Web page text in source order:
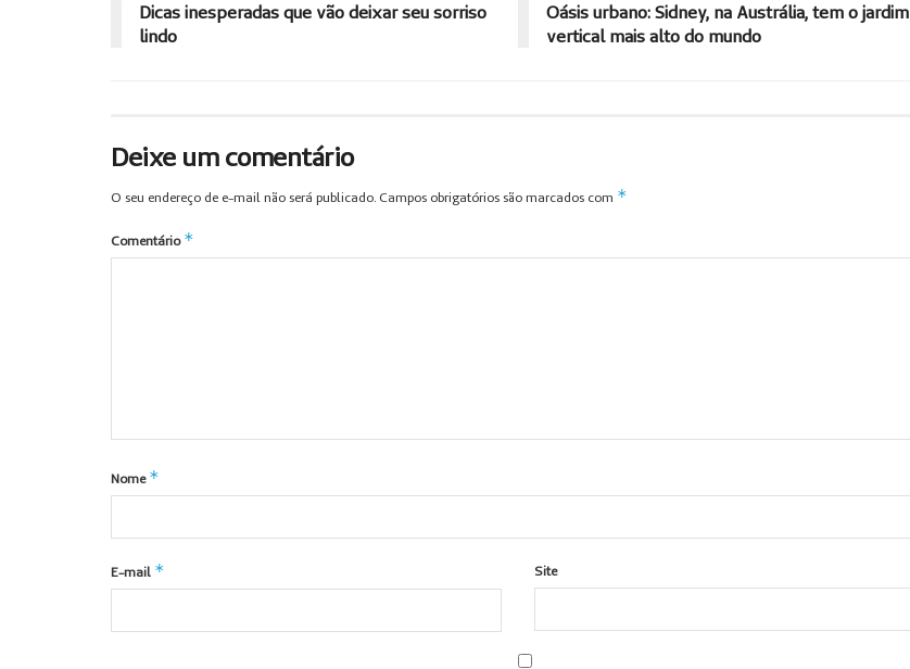
Dicas inesperadas que vão deixar seu sorriso
lindo
Oásis urbano: Sidney, na Austrália, tem o jardim
vertical mais alto do mundo
Deixe um comentário
O seu endereço de e-mail não será publicado. Campos obrigatórios são marcados com *
Comentário *
Nome *
E-mail * Site